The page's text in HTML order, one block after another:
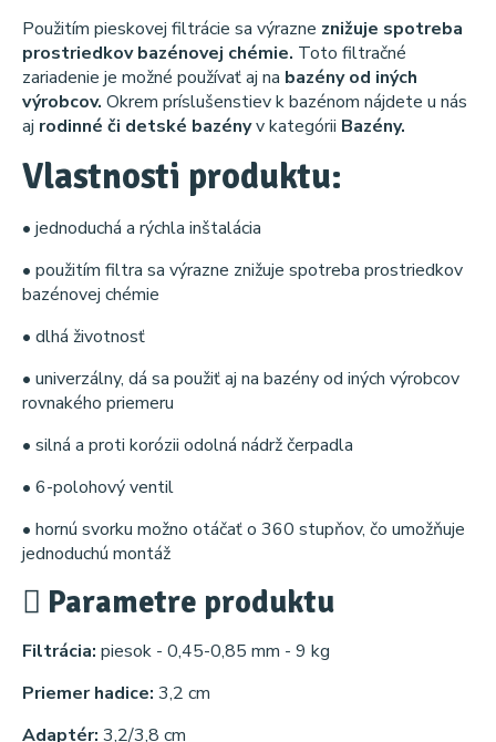
Použitím pieskovej filtrácie sa výrazne znižuje spotreba
prostriedkov bazénovej chémie. Toto filtračné
zariadenie je možné používať aj na bazény od iných
výrobcov. Okrem príslušenstiev k bazénom nájdete u nás
aj rodinné či detské bazényv kategórii Bazény.
Vlastnosti produktu:
• jednoduchá a rýchla inštalácia
• použitím filtra sa výrazne znižuje spotreba prostriedkov
bazénovej chémie
• dlhá životnosť
• univerzálny, dá sa použiť aj na bazény od iných výrobcov
rovnakého priemeru
• silná a proti korózii odolná nádrž čerpadla
• 6-polohový ventil
• hornú svorku možno otáčať o 360 stupňov, čo umožňuje
jednoduchú montáž
Parametre produktu
Filtrácia: piesok - 0,45-0,85 mm - 9 kg
Priemer hadice: 3,2 cm
Adaptér: 3,2/3,8 cm